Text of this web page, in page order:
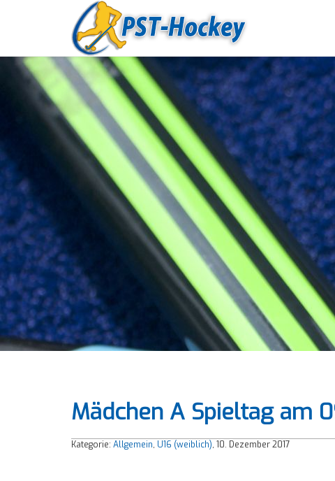
Mädchen A Spieltag am
Kategorie: Allgemein, U16 (weiblich), 10. Dezember 2017